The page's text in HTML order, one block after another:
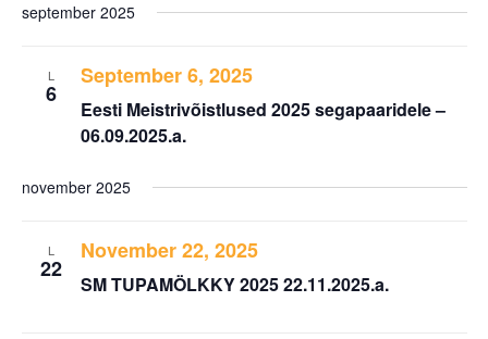
september 2025
L
6
September 6, 2025
Eesti Meistrivõistlused 2025 segapaaridele –
06.09.2025.a.
november 2025
L
22
November 22, 2025
SM TUPAMÖLKKY 2025 22.11.2025.a.